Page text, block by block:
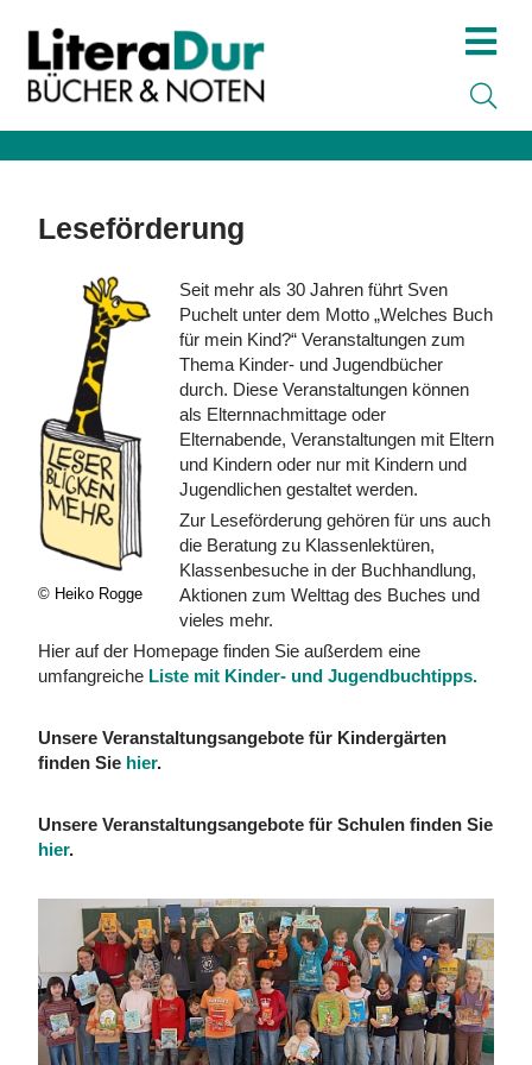
Leseförderung
© Heiko Rogge
Seit mehr als 30 Jahren führt Sven
Puchelt unter dem Motto „Welches Buch
für mein Kind?“ Veranstaltungen zum
Thema Kinder- und Jugendbücher
durch. Diese Veranstaltungen können
als Elternnachmittage oder
Elternabende, Veranstaltungen mit Eltern
und Kindern oder nur mit Kindern und
Jugendlichen gestaltet werden.
Zur Leseförderung gehören für uns auch
die Beratung zu Klassenlektüren,
Klassenbesuche in der Buchhandlung,
Aktionen zum Welttag des Buches und
vieles mehr.
Hier auf der Homepage finden Sie außerdem eine
umfangreiche Liste mit Kinder- und Jugendbuchtipps.
Unsere Veranstaltungsangebote für Kindergärten
finden Sie hier.
Unsere Veranstaltungsangebote für Schulen finden Sie
hier.